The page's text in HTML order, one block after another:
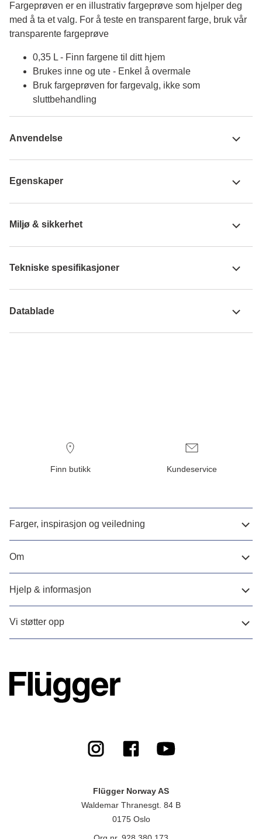
Fargeprøven er en illustrativ fargeprøve som hjelper deg
med å ta et valg. For å teste en transparent farge, bruk vår
transparente fargeprøve
0,35 L - Finn fargene til ditt hjem
Brukes inne og ute - Enkel å overmale
Bruk fargeprøven for fargevalg, ikke som
sluttbehandling
Anvendelse
Egenskaper
Miljø & sikkerhet
Tekniske spesifikasjoner
Datablade
Finn butikk Kundeservice
Farger, inspirasjon og veiledning
Om
Hjelp & informasjon
Vi støtter opp
Flügger Norway AS
Waldemar Thranesgt. 84 B
0175 Oslo